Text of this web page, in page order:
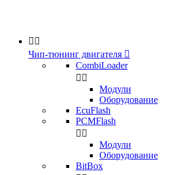
 
Чип-тюнинг двигателя 
CombiLoader
 
Модули
Оборудование
EcuFlash
PCMFlash
 
Модули
Оборудование
BitBox